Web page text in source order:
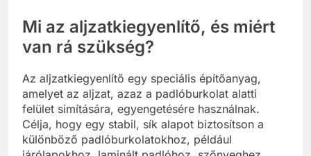
Mi az aljzatkiegyenlítő, és miért
van rá szükség?
Az aljzatkiegyenlítő egy speciális építőanyag,
amelyet az aljzat, azaz a padlóburkolat alatti
felület simítására, egyengetésére használnak.
Célja, hogy egy stabil, sík alapot biztosítson a
különböző padlóburkolatokhoz, például